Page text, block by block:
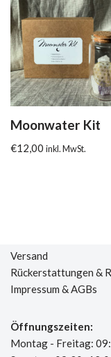
Moonwater Kit
€12,00 inkl. MwSt.
Versand
Rückerstattungen &
Impressum & AGBs
Öffnungszeiten:
Montag - Freitag: